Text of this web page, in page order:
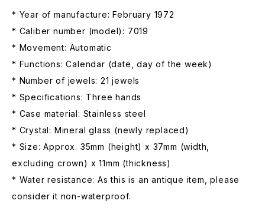
* Year of manufacture: February 1972
* Caliber number (model): 7019
* Movement: Automatic
* Functions: Calendar (date, day of the week)
* Number of jewels: 21 jewels
* Specifications: Three hands
* Case material: Stainless steel
* Crystal: Mineral glass (newly replaced)
* Size: Approx. 35mm (height) x 37mm (width,
excluding crown) x 11mm (thickness)
* Water resistance: As this is an antique item, please
consider it non-waterproof.